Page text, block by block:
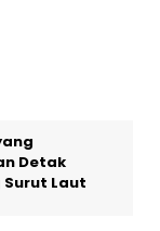
Detak
Laut